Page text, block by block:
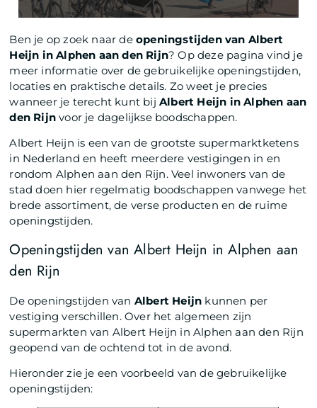
Ben je op zoek naar deopeningstijden van Albert
Heijn in Alphen aan den Rijn? Op deze pagina vind je
meer informatie over de gebruikelijke openingstijden,
locaties en praktische details. Zo weet je precies
wanneer je terecht kunt bijAlbert Heijn in Alphen aan
den Rijn voor je dagelijkse boodschappen.
Albert Heijn is een van de grootste supermarktketens
in Nederland en heeft meerdere vestigingen in en
rondom Alphen aan den Rijn. Veel inwoners van de
stad doen hier regelmatig boodschappen vanwege het
brede assortiment, de verse producten en de ruime
openingstijden.
Openingstijden van Albert Heijn in Alphen aan
den Rijn
De openingstijden van Albert Heijn kunnen per
vestiging verschillen. Over het algemeen zijn
supermarkten van Albert Heijn in Alphen aan den Rijn
geopend van de ochtend tot in de avond.
Hieronder zie je een voorbeeld van de gebruikelijke
openingstijden: